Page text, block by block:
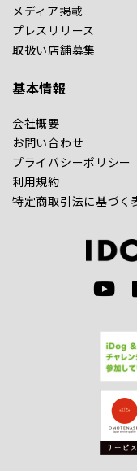
メディア掲載
プレスリリース
取扱い店舗募集
基本情報
会社概要
お問い合わせ
プライバシーポリシー
利用規約
特定商取引法に基づく